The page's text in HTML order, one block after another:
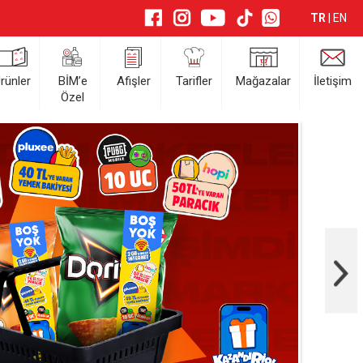
TR EN
BİM’e
Özel
Afişler Tarifler Mağazalar İletişim